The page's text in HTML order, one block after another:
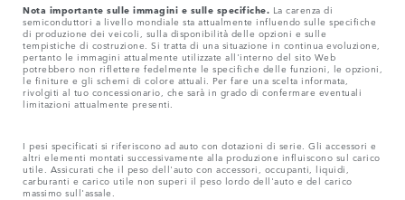
Nota importante sulle immagini e sulle specifiche. La carenza di
semiconduttori a livello mondiale sta attualmente influendo sulle specifiche
di produzione dei veicoli, sulla disponibilità delle opzioni e sulle
tempistiche di costruzione. Si tratta di una situazione in continua evoluzione,
pertanto le immagini attualmente utilizzate all'interno del sito Web
potrebbero non riflettere fedelmente le specifiche delle funzioni, le opzioni,
le finiture e gli schemi di colore attuali. Per fare una scelta informata,
rivolgiti al tuo concessionario, che sarà in grado di confermare eventuali
limitazioni attualmente presenti.
I pesi specificati si riferiscono ad auto con dotazioni di serie. Gli accessori e
altri elementi montati successivamente alla produzione influiscono sul carico
utile. Assicurati che il peso dell'auto con accessori, occupanti, liquidi,
carburanti e carico utile non superi il peso lordo dell'auto e del carico
massimo sull'assale.